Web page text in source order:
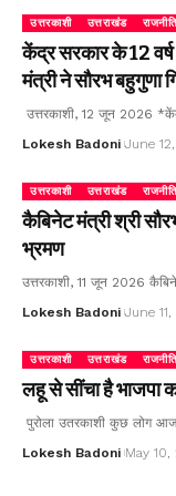
उत्तरकाशी उत्तराखंड राजनीति
केंद्र सरकार के 12 वर्ष
मंत्री ने सौरभ बहुगुणा
उत्तरकाशी, 12 जून 2026
Lokesh Badoni June
उत्तरकाशी उत्तराखंड राजनीति
कैबिनेट मंत्री श्री
भ्रमण
उत्तरकाशी, 11 जून 2026
Lokesh Badoni June
उत्तरकाशी उत्तराखंड राजनीति
लहू से सींचा है भाजपा
पुरोला उतरकाशी कुछ लोग
Lokesh Badoni May